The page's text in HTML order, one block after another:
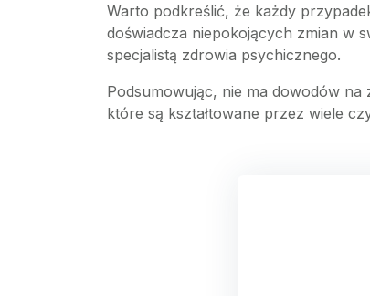
Warto podkreślić, że każdy
doświadcza niepokojących zmian w
specjalistą zdrowia psychicznego.
Podsumowując, nie ma dowodów
które są kształtowane przez wiele